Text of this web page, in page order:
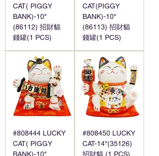
CAT( PIGGY
BANK)-10"
(86112) 招財貓
錢罐(1 PCS)
CAT(PIGGY
BANK)-10"
(86113) 招財貓
錢罐(1 PCS)
#808444 LUCKY
CAT( PIGGY
BANK)-10"
#808450 LUCKY
CAT-14"(35126)
招財貓 (1 PCS)